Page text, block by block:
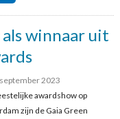
winnaar uit
2023
awardshow op
zijn de Gaia Green